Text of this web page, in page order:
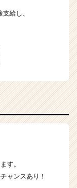
給し、
す。
ャンスあり！